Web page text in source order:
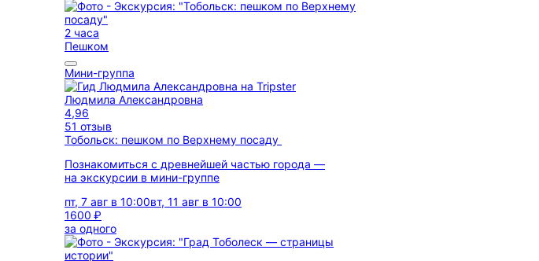
2 часа
Пешком
Мини-группа
Людмила Александровна
4,96
51 отзыв
Тобольск: пешком по Верхнему посаду
Познакомиться с древнейшей частью города —
на экскурсии в мини-группе
пт, 7 авг в 10:00вт, 11 авг в 10:00
1600 ₽
за одного